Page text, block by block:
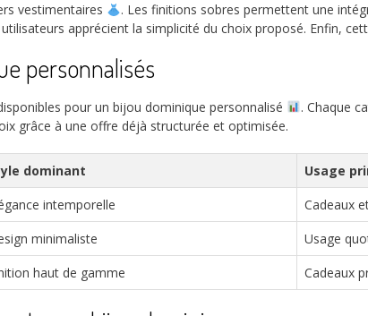
vestimentaires
. Les finitions sobres permettent une
apprécient la simplicité du choix proposé. Enfin,
personnalisés
pour un bijou dominique personnalisé
. Chaque
grâce à une offre déjà structurée et optimisée.
dominant
Usage
intemporelle
Cadeaux
minimaliste
Usage
haut de gamme Cadeaux